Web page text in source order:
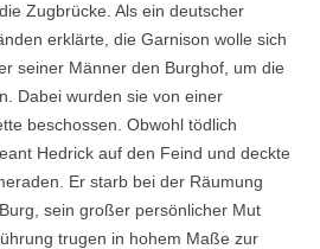
Zugbrücke. Als ein deutscher
erklärte, die Garnison wolle sich
seiner Männer den Burghof, um die
Dabei wurden sie von einer
beschossen. Obwohl tödlich
Hedrick auf den Feind und deckte
Er starb bei der Räumung
sein großer persönlicher Mut
trugen in hohem Maße zur